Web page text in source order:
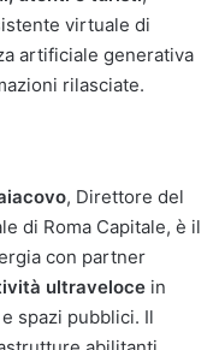
virtuale di
artificiale generativa
rilasciate.
, Direttore del
di Roma Capitale, è il
con partner
ultraveloce in
spazi pubblici. Il